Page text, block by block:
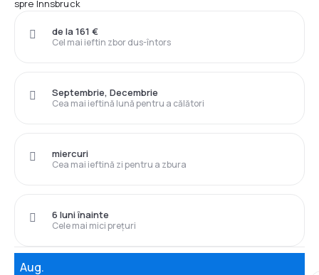
spre Innsbruck
Cel mai ieftin zbor dus-întors
de la 161 €
Cea mai ieftină lună pentru a călători
Septembrie, Decembrie
Cea mai ieftină zi pentru a zbura
miercuri
Cele mai mici prețuri
6 luni înainte
Aug.